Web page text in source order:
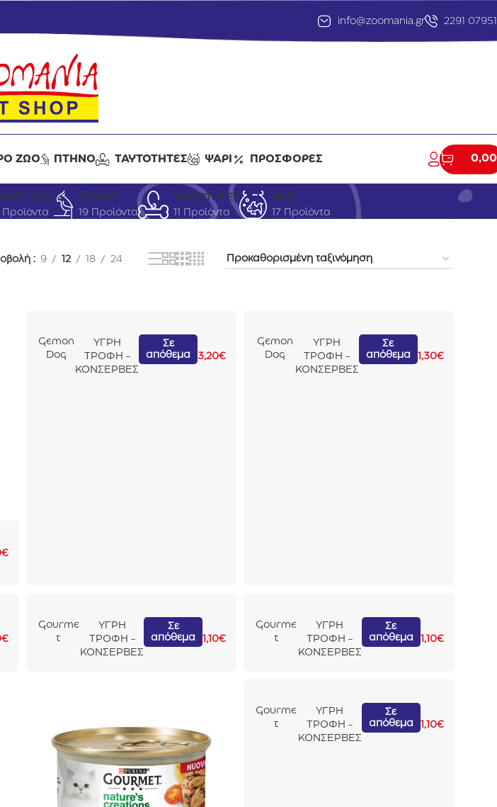
info@zoomania.gr 2291
ΖΩΟ ΠΤΗΝΟ ΤΑΥΤΟΤΗΤΕΣ ΨΑΡΙ ΠΡΟΣΦΟΡΕΣ 0,00
ΖΩΟ
Προϊόντα
ΠΤΗΝΟ
19 Προϊόντα
ΤΑΥΤΟΤΗΤΕΣ
11 Προϊόντα
ΨΑΡΙ
17 Προϊόντα
9 12 18 24
€
Gemon
Dog
ΥΓΡΗ
ΤΡΟΦΗ -
ΚΟΝΣΕΡΒΕΣ
Σε
απόθεμα
3,20€
Gemon
Dog
ΥΓΡΗ
ΤΡΟΦΗ -
ΚΟΝΣΕΡΒΕΣ
Σε
απόθεμα
1,30€
€
Gourme
t
85gr
ΥΓΡΗ
ΤΡΟΦΗ -
ΚΟΝΣΕΡΒΕΣ
Σε
απόθεμα
1,10€
Gourme
t
Τομάτα
ΥΓΡΗ
ΤΡΟΦΗ -
ΚΟΝΣΕΡΒΕΣ
Σε
απόθεμα
1,10€
Gourme
t
ΥΓΡΗ
ΤΡΟΦΗ -
ΚΟΝΣΕΡΒΕΣ
Σε
απόθεμα
1,10€